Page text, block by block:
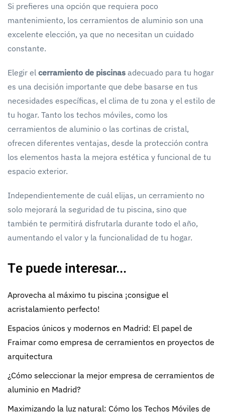
Si prefieres una opción que requiera poco
mantenimiento, los cerramientos de aluminio son una
excelente elección, ya que no necesitan un cuidado
constante.
Elegir el cerramiento de piscinas adecuado para tu hogar
es una decisión importante que debe basarse en tus
necesidades específicas, el clima de tu zona y el estilo de
tu hogar. Tanto los techos móviles, como los
cerramientos de aluminio o las cortinas de cristal,
ofrecen diferentes ventajas, desde la protección contra
los elementos hasta la mejora estética y funcional de tu
espacio exterior.
Independientemente de cuál elijas, un cerramiento no
solo mejorará la seguridad de tu piscina, sino que
también te permitirá disfrutarla durante todo el año,
aumentando el valor y la funcionalidad de tu hogar.
Te puede interesar...
Aprovecha al máximo tu piscina ¡consigue el
acristalamiento perfecto!
Espacios únicos y modernos en Madrid: El papel de
Fraimar como empresa de cerramientos en proyectos de
arquitectura
¿Cómo seleccionar la mejor empresa de cerramientos de
aluminio en Madrid?
Maximizando la luz natural: Cómo los Techos Móviles de